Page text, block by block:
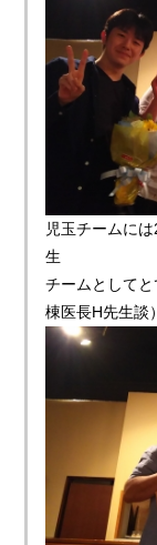
児玉チームに
生
チームとして
棟医長H先生談）